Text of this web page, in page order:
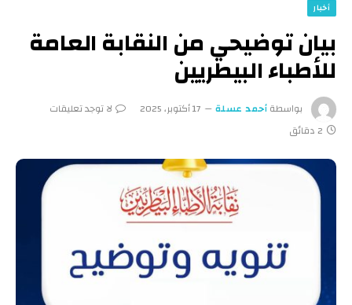
أخبار
بيان توضيحي من النقابة العامة
للأطباء البيطريين
بواسطةأحمد عسلة 17 أكتوبر، 2025
لا توجد تعليقات
2 دقائق